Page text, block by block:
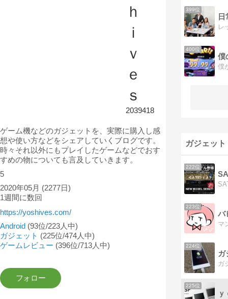
ｈ
ｉ
ｖ
ｅ
ｓ
2039418
ゲーム機などのガジェットを、実際に購入し感
想や使い方などをシェアしていくブログです。
時々それ以外にもプレイしたゲームなどでおす
すめの物についても言及していきます。
5
2020年05月 (2277日)
1週間に数回
https://yoshives.com/
Android (93位/223人中)
ガジェット (225位/474人中)
ゲームレビュー (396位/713人中)
399位
400位
僕
ガジェッ
222位
223位
バ
224位
ガ
225位